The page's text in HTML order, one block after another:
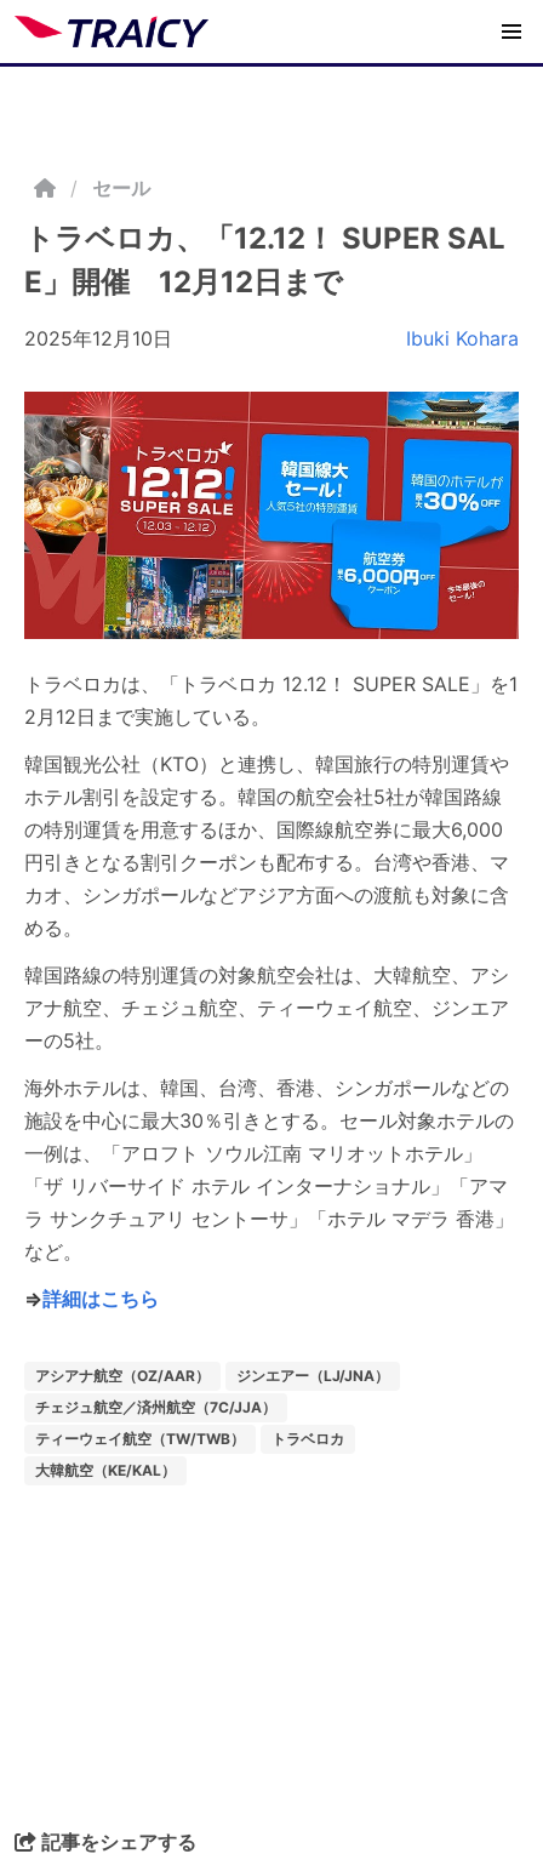
/ セール
トラベロカ、「12.12！ SUPER SAL
E」開催 12月12日まで
2025年12月10日 Ibuki Kohara
トラベロカは、「トラベロカ 12.12！ SUPER SALE」を1
2月12日まで実施している。
韓国観光公社（KTO）と連携し、韓国旅行の特別運賃や
ホテル割引を設定する。韓国の航空会社5社が韓国路線
の特別運賃を用意するほか、国際線航空券に最大6,000
円引きとなる割引クーポンも配布する。台湾や香港、マ
カオ、シンガポールなどアジア方面への渡航も対象に含
める。
韓国路線の特別運賃の対象航空会社は、大韓航空、アシ
アナ航空、チェジュ航空、ティーウェイ航空、ジンエア
ーの5社。
海外ホテルは、韓国、台湾、香港、シンガポールなどの
施設を中心に最大30％引きとする。セール対象ホテルの
一例は、「アロフト ソウル江南 マリオットホテル」
「ザ リバーサイド ホテル インターナショナル」「アマ
ラ サンクチュアリ セントーサ」「ホテル マデラ 香港」
など。
⇒詳細はこちら
アシアナ航空（OZ/AAR）
ジンエアー（LJ/JNA）
チェジュ航空／済州航空（7C/JJA）
ティーウェイ航空（TW/TWB）
トラベロカ
大韓航空（KE/KAL）
記事をシェアする